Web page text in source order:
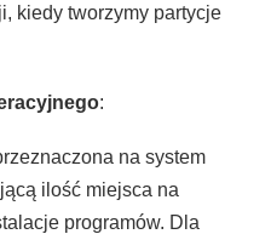
kiedy tworzymy partycje
:
na system
ilość miejsca na
programów. Dla